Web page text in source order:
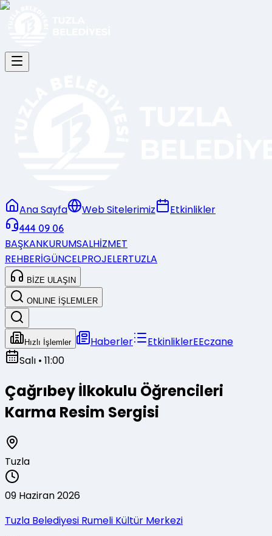
Ana Sayfa Web Sitelerimiz Etkinlikler
444 09 06
BAŞKANKURUMSALHİZMET
REHBERİGÜNCELPROJELERTUZLA
BİZE ULAŞIN
ONLINE İŞLEMLER
Hızlı İşlemler Haberler EtkinliklerEEczane
Salı • 11:00
Çağrıbey İlkokulu Öğrencileri
Karma Resim Sergisi
Tuzla
09 Haziran 2026
Tuzla Belediyesi Rumeli Kültür Merkezi